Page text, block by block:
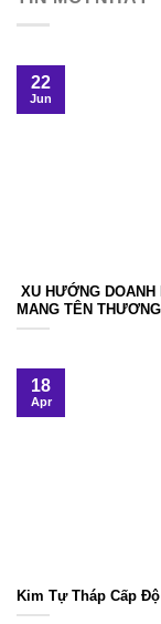
XU HƯỚNG
MANG TÊN
22
Jun
Kim Tự Tháp Cấp
18
Apr